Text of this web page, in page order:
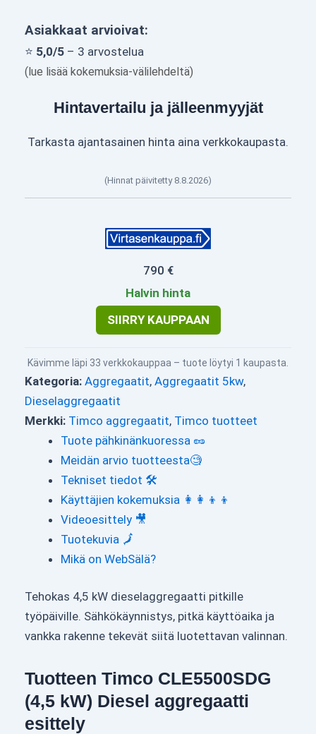
Asiakkaat arvioivat:
⭐ 5,0/5 – 3 arvostelua
(lue lisää kokemuksia-välilehdeltä)
Hintavertailu ja jälleenmyyjät
Tarkasta ajantasainen hinta aina verkkokaupasta.
(Hinnat päivitetty 8.8.2026)
790 €
Halvin hinta
SIIRRY KAUPPAAN
Kävimme läpi 33 verkkokauppaa – tuote löytyi 1 kaupasta.
Kategoria: Aggregaatit, Aggregaatit 5kw,
Dieselaggregaatit
Merkki: Timco aggregaatit, Timco tuotteet
Tuote pähkinänkuoressa 🥜
Meidän arvio tuotteesta🧐
Tekniset tiedot 🛠
Käyttäjien kokemuksia 👩‍👩‍👦‍👦
Videoesittely 🎥
Tuotekuvia 🗾
Mikä on WebSälä?
Tehokas 4,5 kW dieselaggregaatti pitkille
työpäiville. Sähkökäynnistys, pitkä käyttöaika ja
vankka rakenne tekevät siitä luotettavan valinnan.
Tuotteen Timco CLE5500SDG
(4,5 kW) Diesel aggregaatti
esittely